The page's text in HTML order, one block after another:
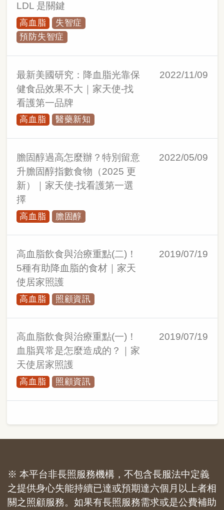
LDL 是關鍵
高血脂
失智症
預防失智症
最新美國研究：降血脂光靠保
健食品效果不大｜家天使-找
看護第一品牌
高血脂 醫藥新知
2022/11/09
膽固醇過高怎麼辦？特別留意
升膽固醇指數食物（2025 更
新）｜家天使-找看護第一選
擇
高血脂 膽固醇
2022/05/09
高血脂飲食與治療重點(二)！
5種有助降血脂的食材｜家天
使居家照護
高血脂 照顧資訊
2019/07/19
高血脂飲食與治療重點(一)！
血脂異常是怎麼造成的？｜家
天使居家照護
高血脂 照顧資訊
2019/07/19
※ 本平台非長照服務機構，不包含長服法中定義
之提供身心失能持續已達或預期達六個月以上者相
關之照顧服務。如果有長照服務需求或是公費補助